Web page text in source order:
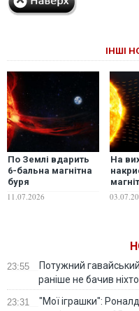
ІНШІ
По Землі вдарить
6-бальна магнітна
буря
11.07.2026
На
23:55
Потужний
раніше не бачив ніхто
23:31
"Мої іграшки":